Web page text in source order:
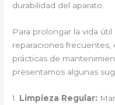
durabilidad del aparato.
Para prolongar la vida
reparaciones
prácticas de
presentamos algunas
1. Limpieza Regular: